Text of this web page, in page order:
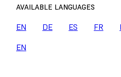
AVAILABLE LANGUAGES
EN DE ES FR
EN